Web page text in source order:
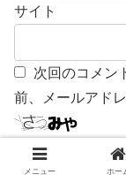
サイト
次回のコメン
前、メールアド
上に表示された
メニュー ホー